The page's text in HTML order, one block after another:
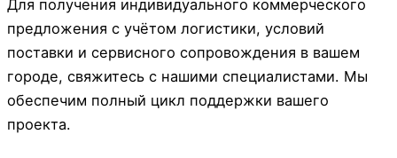
Для получения индивидуального коммерческого
предложения с учётом логистики, условий
поставки и сервисного сопровождения в вашем
городе, свяжитесь с нашими специалистами. Мы
обеспечим полный цикл поддержки вашего
проекта.